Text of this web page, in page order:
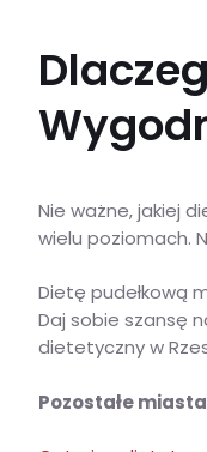
Nie ważne, jakiej
wielu poziomach.
Dietę pudełkową
Daj sobie szansę
dietetyczny w
Pozostałe